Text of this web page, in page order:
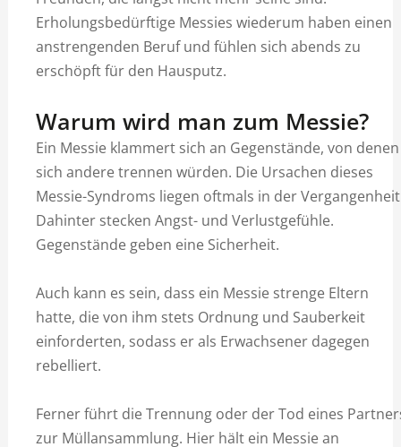
Erholungsbedürftige Messies wiederum haben einen
anstrengenden Beruf und fühlen sich abends zu
erschöpft für den Hausputz.
Warum wird man zum Messie?
Ein Messie klammert sich an Gegenstände, von denen
sich andere trennen würden. Die Ursachen dieses
Messie-Syndroms liegen oftmals in der
Dahinter stecken Angst- und Verlustgefühle.
Gegenstände geben eine Sicherheit.
Auch kann es sein, dass ein Messie strenge Eltern
hatte, die von ihm stets Ordnung und Sauberkeit
einforderten, sodass er als Erwachsener dagegen
rebelliert.
Ferner führt die Trennung oder der Tod eines
zur Müllansammlung. Hier hält ein Messie an